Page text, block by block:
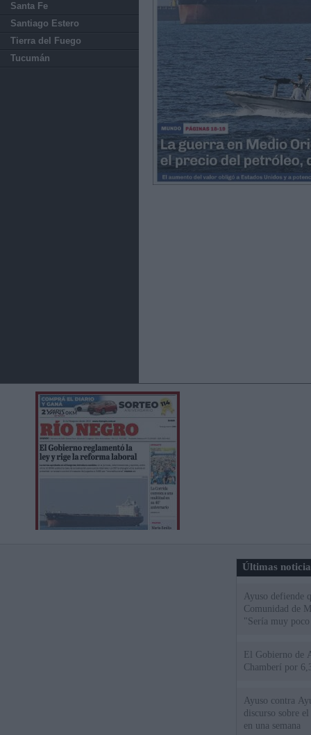
Santa Fe
Santiago Estero
Tierra del Fuego
Tucumán
Últimas
Ayuso defiende
Comunidad de
"Sería muy
El Gobierno de
Chamberí por
Ayuso contra
discurso sobre
en una semana